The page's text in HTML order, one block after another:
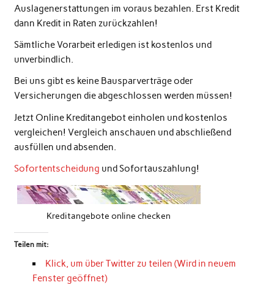
Auslagenerstattungen im voraus bezahlen. Erst Kredit
dann Kredit in Raten zurückzahlen!
Sämtliche Vorarbeit erledigen ist kostenlos und
unverbindlich.
Bei uns gibt es keine Bausparverträge oder
Versicherungen die abgeschlossen werden müssen!
Jetzt Online Kreditangebot einholen und kostenlos
vergleichen! Vergleich anschauen und abschließend
ausfüllen und absenden.
Sofortentscheidung und Sofortauszahlung!
Kreditangebote online checken
Teilen mit:
Klick, um über Twitter zu teilen (Wird in neuem
Fenster geöffnet)